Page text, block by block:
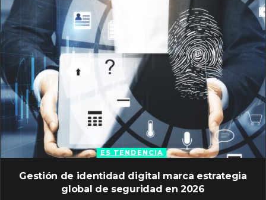
ES TENDENCIA
Gestión de identidad digital marca estrategia
global de seguridad en 2026